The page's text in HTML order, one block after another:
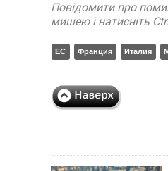
Повідомити про
мишею і натисніть
ЕС Франция Италия